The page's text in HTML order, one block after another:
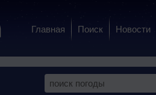
Главная Поиск Новости